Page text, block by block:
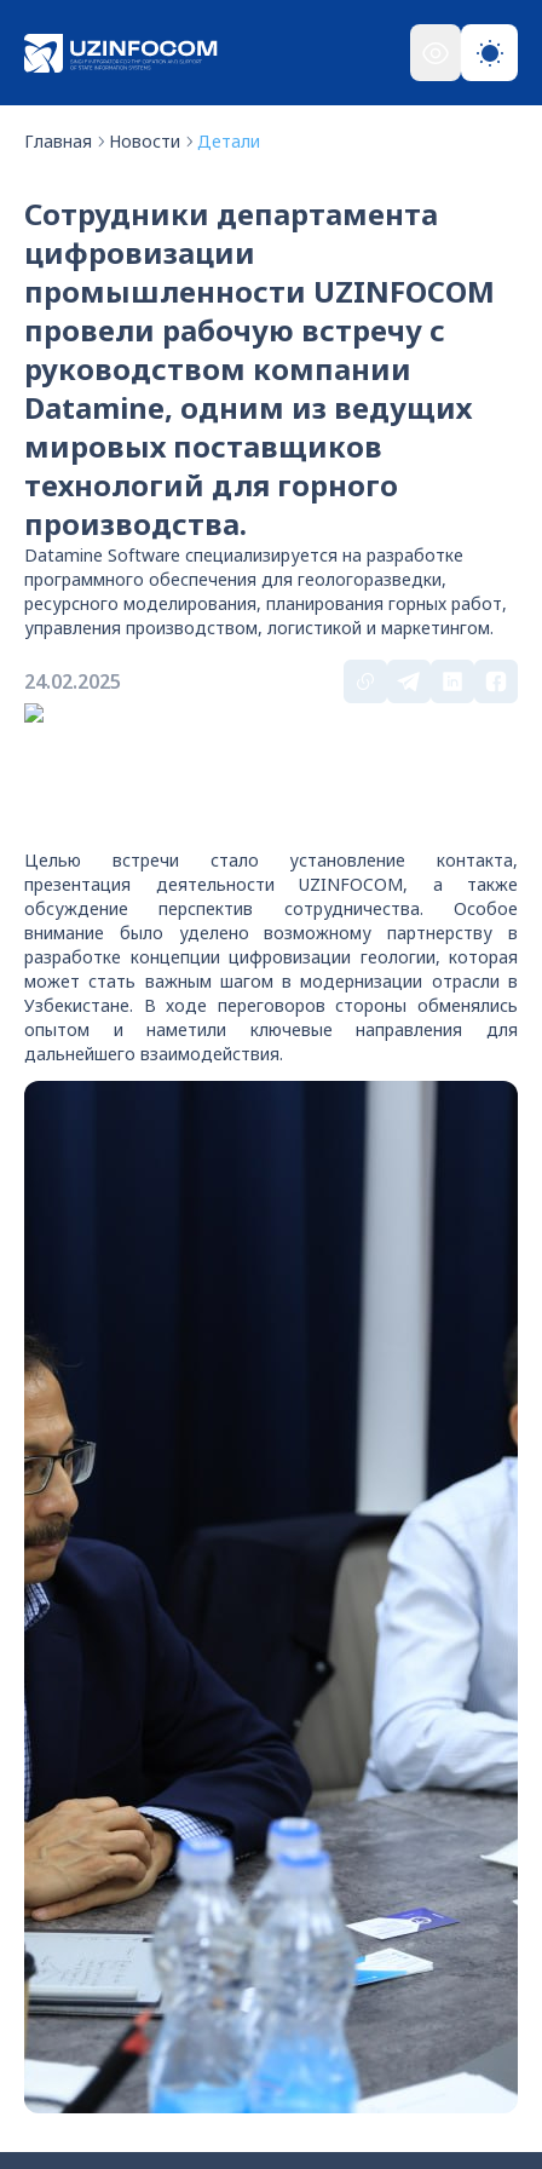
Главная Новости Детали
Сотрудники департамента
цифровизации
промышленности UZINFOCOM
провели рабочую встречу с
руководством компании
Datamine, одним из ведущих
мировых поставщиков
технологий для горного
производства.
Datamine Software специализируется на разработке
программного обеспечения для геологоразведки,
ресурсного моделирования, планирования горных работ,
управления производством, логистикой и маркетингом.
24.02.2025
Целью встречи стало установление контакта,
презентация деятельности UZINFOCOM, а также
обсуждение перспектив сотрудничества. Особое
внимание было уделено возможному партнерству в
разработке концепции цифровизации геологии, которая
может стать важным шагом в модернизации отрасли в
Узбекистане. В ходе переговоров стороны обменялись
опытом и наметили ключевые направления для
дальнейшего взаимодействия.